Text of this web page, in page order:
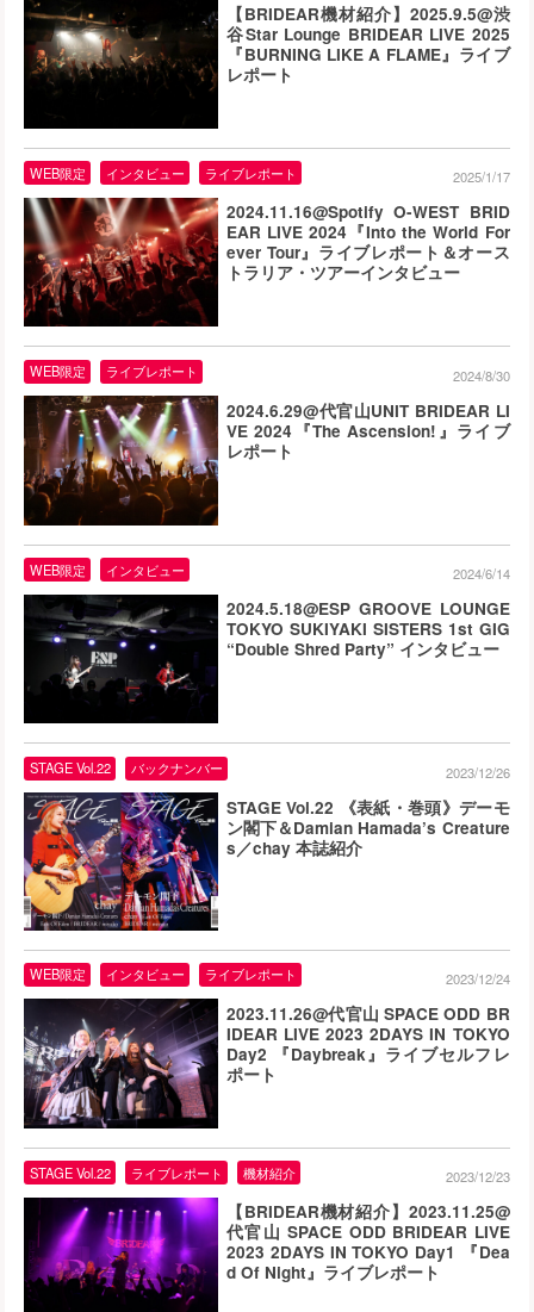
【BRIDEAR機材紹介】2025.9.5@渋
谷Star Lounge BRIDEAR LIVE 2025
『BURNING LIKE A FLAME』ライブ
レポート
2024.11.16@Spotify O-WEST BRID
EAR LIVE 2024『Into the World For
ever Tour』ライブレポート＆オース
トラリア・ツアーインタビュー
WEB限定 インタビュー ライブレポート 2025/1/17
2024.6.29@代官山UNIT BRIDEAR LI
VE 2024『The Ascension!』ライブ
レポート
WEB限定 ライブレポート 2024/8/30
2024.5.18@ESP GROOVE LOUNGE
TOKYO SUKIYAKI SISTERS 1st GIG
“Double Shred Party” インタビュー
WEB限定 インタビュー 2024/6/14
STAGE Vol.22 《表紙・巻頭》デーモ
ン閣下＆Damian Hamada’s Creature
s／chay 本誌紹介
STAGE Vol.22 バックナンバー 2023/12/26
2023.11.26@代官山 SPACE ODD BR
IDEAR LIVE 2023 2DAYS IN TOKYO
Day2 『Daybreak』ライブセルフレ
ポート
WEB限定 インタビュー ライブレポート 2023/12/24
【BRIDEAR機材紹介】2023.11.25@
代官山 SPACE ODD BRIDEAR LIVE
2023 2DAYS IN TOKYO Day1 『Dea
d Of Night』ライブレポート
STAGE Vol.22 ライブレポート 機材紹介 2023/12/23